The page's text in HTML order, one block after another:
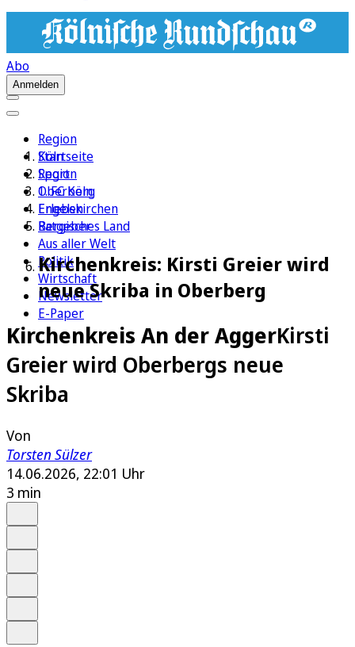
Abo
Anmelden
Region
Köln
Sport
1. FC Köln
Erleben
Ratgeber
Aus aller Welt
Politik
Wirtschaft
Newsletter
E-Paper
Startseite
Region
Oberberg
Engelskirchen
Bergisches Land
Kirchenkreis: Kirsti Greier wird
neue Skriba in Oberberg
Kirchenkreis An der AggerKirsti
Greier wird Oberbergs neue
Skriba
Von
Torsten Sülzer
14.06.2026, 22:01 Uhr
3 min